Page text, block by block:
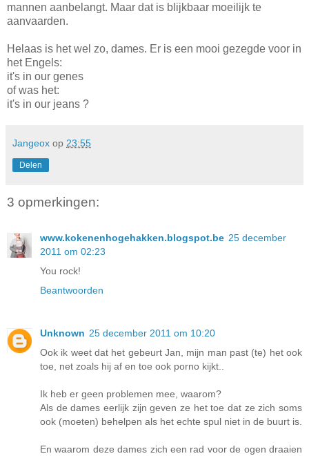
mannen aanbelangt. Maar dat is blijkbaar moeilijk te
aanvaarden.
Helaas is het wel zo, dames. Er is een mooi gezegde voor in
het Engels:
it's in our genes
of was het:
it's in our jeans ?
Jangeox op 23:55
Delen
3 opmerkingen:
www.kokenenhogehakken.blogspot.be 25 december
2011 om 02:23
You rock!
Beantwoorden
Unknown 25 december 2011 om 10:20
Ook ik weet dat het gebeurt Jan, mijn man past (te) het ook
toe, net zoals hij af en toe ook porno kijkt..
Ik heb er geen problemen mee, waarom?
Als de dames eerlijk zijn geven ze het toe dat ze zich soms
ook (moeten) behelpen als het echte spul niet in de buurt is.
En waarom deze dames zich een rad voor de ogen draaien